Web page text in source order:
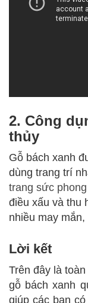
2. Công
thủy
Gỗ bách xanh
dùng trang trí
trang sức
điều xấu và thu
nhiều may
Lời kết
Trên đây là
gỗ bách xanh
giúp các bạn